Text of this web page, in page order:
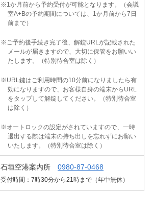
※1か月前から予約受付が可能となります。（会議
室A+Bの予約期間については、1か月前から7日
前まで）
※ご予約後手続き完了後、解錠URLが記載された
メールが届きますので、大切に保管をお願いい
たします。（特別待合室は除く）
※URL鍵はご利用時間の10分前になりましたら有
効になりますので、お客様自身の端末からURL
をタップして解錠してください。（特別待合室
は除く）
※オートロックの設定がされていますので、一時
退出する際は端末の持ち出しを忘れずにお願い
いたします。（特別待合室は除く）
石垣空港案内所 0980-87-0468
受付時間：7時30分から21時まで（年中無休）